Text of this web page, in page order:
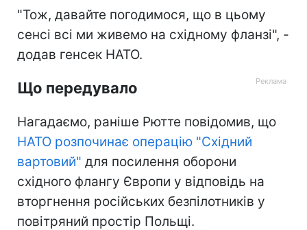
"Тож, давайте погодимося, що в цьому
сенсі всі ми живемо на східному фланзі", -
додав генсек НАТО.
Що передувало
Нагадаємо, раніше Рютте повідомив, що
НАТО розпочинає операцію "Східний
вартовий" для посилення оборони
східного флангу Європи у відповідь на
вторгнення російських безпілотників у
повітряний простір Польщі.